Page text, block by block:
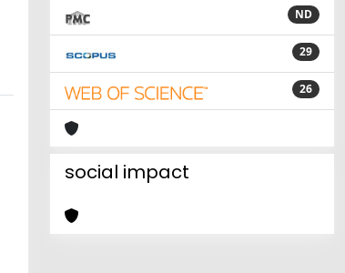
ND
29
26
social impact